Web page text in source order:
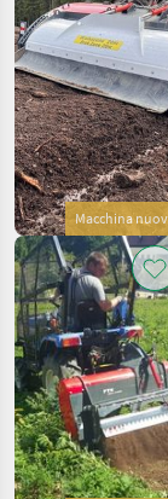
Macchina